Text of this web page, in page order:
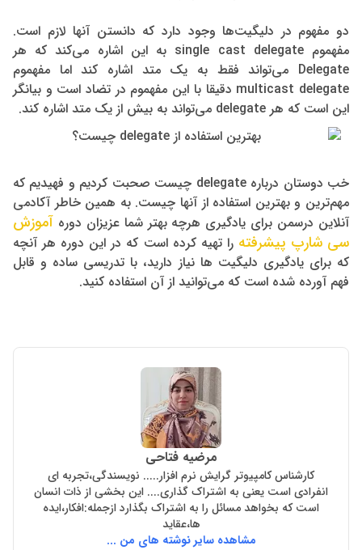
دو مفهوم در دلیگیت‌ها وجود دارد که دانستن آنها لازم است.
مفهموم single cast delegate به این اشاره می‌کند که هر
Delegate می‌تواند فقط به یک متد اشاره کند اما مفهموم
multicast delegate دقیقا با این مفهموم در تضاد است و بیانگر
این است که هر delegate می‌تواند به بیش از یک متد اشاره کند.
خب دوستان درباره delegate چیست صحبت کردیم و فهیدیم که
مهم‌ترین و بهترین استفاده از آنها چیست. به همین خاطر آکادمی
آنلاین درسمن برای یادگیری هرچه بهتر شما عزیزان دوره آموزش
سی شارپ پیشرفته را تهیه کرده است که در این دوره هر آنچه
که برای یادگیری دلیگیت ها نیاز دارید، با تدریسی ساده و قابل
فهم آورده شده است که می‌توانید از آن استفاده کنید.
مرضیه فتاحی
کارشناس کامپیوتر گرایش نرم افزار..... نویسندگی،تجربه ای
انفرادی است یعنی به اشتراک گذاری.... این بخشی از ذات انسان
است که بخواهد مسائل را به اشتراک بگذارد ازجمله:افکار،ایده
ها،عقاید
مشاهده سایر نوشته های من ...